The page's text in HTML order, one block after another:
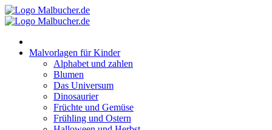
Zum
Inhalt
Malvorlagen für Kinder
Alphabet und zahlen
Blumen
Das Universum
Dinosaurier
Früchte und Gemüse
Frühling und Ostern